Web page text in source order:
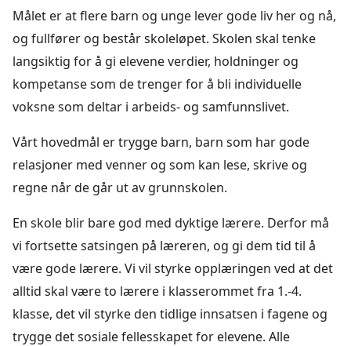
Målet er at flere barn og unge lever gode liv her og nå,
og fullfører og består skoleløpet. Skolen skal tenke
langsiktig for å gi elevene verdier, holdninger og
kompetanse som de trenger for å bli individuelle
voksne som deltar i arbeids- og samfunnslivet.
Vårt hovedmål er trygge barn, barn som har gode
relasjoner med venner og som kan lese, skrive og
regne når de går ut av grunnskolen.
En skole blir bare god med dyktige lærere. Derfor må
vi fortsette satsingen på læreren, og gi dem tid til å
være gode lærere. Vi vil styrke opplæringen ved at det
alltid skal være to lærere i klasserommet fra 1.-4.
klasse, det vil styrke den tidlige innsatsen i fagene og
trygge det sosiale fellesskapet for elevene. Alle